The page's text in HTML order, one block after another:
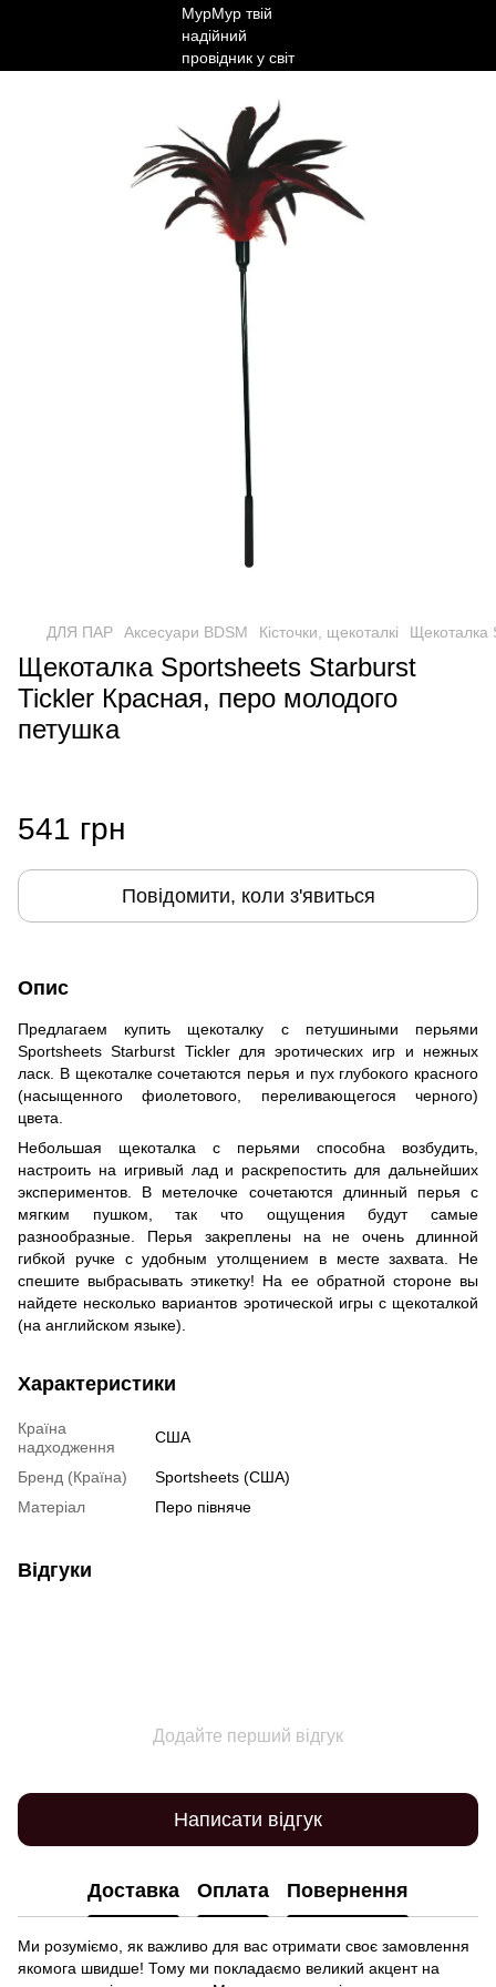
ДЛЯ ПАР Аксесуари BDSM Кісточки, щекоталкі Щекоталка
Щекоталка Sportsheets Starburst
Tickler Красная, перо молодого
петушка
541 грн
Повідомити, коли з'явиться
Опис
Предлагаем купить щекоталку с петушиными перьями
Sportsheets Starburst Tickler для эротических игр и нежных
ласк. В щекоталке сочетаются перья и пух глубокого красного
(насыщенного фиолетового, переливающегося черного)
цвета.
Небольшая щекоталка с перьями способна возбудить,
настроить на игривый лад и раскрепостить для дальнейших
экспериментов. В метелочке сочетаются длинный перья с
мягким пушком, так что ощущения будут самые
разнообразные. Перья закреплены на не очень длинной
гибкой ручке с удобным утолщением в месте захвата. Не
спешите выбрасывать этикетку! На ее обратной стороне вы
найдете несколько вариантов эротической игры с щекоталкой
(на английском языке).
Характеристики
Країна
надходження
США
Бренд (Країна)
Sportsheets (США)
Матеріал
Перо півняче
Відгуки
Додайте перший відгук
Написати відгук
Доставка Оплата Повернення
Ми розуміємо, як важливо для вас отримати своє замовлення
якомога швидше! Тому ми покладаємо великий акцент на